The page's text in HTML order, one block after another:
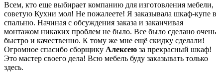
Всем, кто еще выбирает компанию для изготовления мебели,
советую Кухни мол! Не пожалеете! Я заказывала шкаф-купе в
спальню. Начиная с обсуждения заказа и заканчивая
монтажом никаких проблем не было. Все было сделано очень
быстро и качественно. К тому же мне ещё скидку сделали!
Огромное спасибо сборщику Алексею за прекрасный шкаф!
Это мастер своего дела! Всю мебель буду заказывать только
здесь.